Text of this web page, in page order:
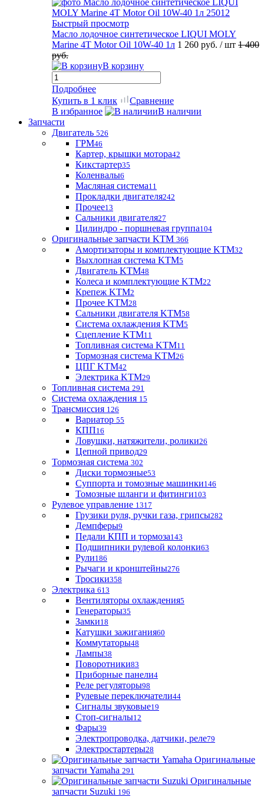
Быстрый просмотр
Масло лодочное синтетическое LIQUI MOLY
Marine 4T Motor Oil 10W-40 1л 1 260 руб. / шт 1 400
руб.
В корзину
Подробнее
Купить в 1 клик
Сравнение
В избранное
В наличии
Запчасти
Двигатель 526
ГРМ46
Картер, крышки мотора42
Кикстартер35
Коленвалы6
Масляная система11
Прокладки двигателя242
Прочее13
Сальники двигателя27
Цилиндро - поршневая группа104
Оригинальные запчасти KTM 366
Амортизаторы и комплектующие KTM32
Выхлопная система KTM5
Двигатель KTM48
Колеса и комплектующие KTM22
Крепеж KTM2
Прочее KTM28
Сальники двигателя KTM58
Система охлаждения KTM5
Сцепление KTM11
Топливная система KTM11
Тормозная система KTM26
ЦПГ KTM42
Электрика KTM29
Топливная система 291
Система охлаждения 15
Трансмиссия 126
Вариатор 55
КПП16
Ловушки, натяжители, ролики26
Цепной привод29
Тормозная система 302
Диски тормозные53
Суппорта и томозные машинки146
Томозные шланги и фитинги103
Рулевое управление 1317
Грузики руля, ручки газа, грипсы282
Демпферы9
Педали КПП и тормоза143
Подшипники рулевой колонки63
Рули186
Рычаги и кронштейны276
Тросики358
Электрика 613
Вентиляторы охлаждения5
Генераторы35
Замки18
Катушки зажигания60
Коммутаторы48
Лампы38
Поворотники83
Приборные панели4
Реле регуляторы98
Рулевые переключатели44
Сигналы звуковые19
Стоп-сигналы12
Фары39
Электропроводка, датчики, реле79
Электростартеры28
Оригинальные
запчасти Yamaha 291
Оригинальные
запчасти Suzuki 196